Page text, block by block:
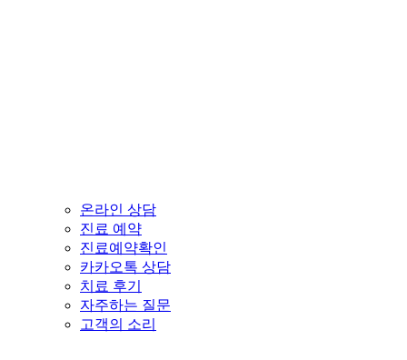
온라인 상담
진료 예약
진료예약확인
카카오톡 상담
치료 후기
자주하는 질문
고객의 소리